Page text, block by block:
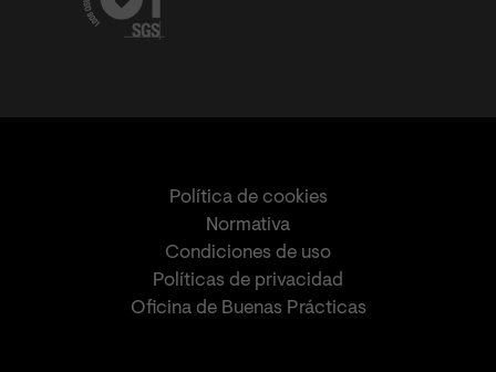
Política de cookies
Normativa
Condiciones de uso
Políticas de privacidad
Oficina de Buenas Prácticas